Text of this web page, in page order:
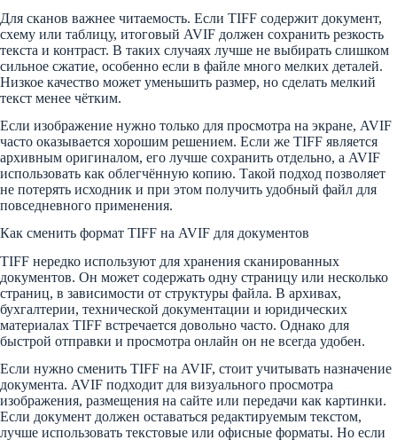
Для сканов важнее читаемость. Если TIFF содержит документ,
схему или таблицу, итоговый AVIF должен сохранить резкость
текста и контраст. В таких случаях лучше не выбирать слишком
сильное сжатие, особенно если в файле много мелких деталей.
Низкое качество может уменьшить размер, но сделать мелкий
текст менее чётким.
Если изображение нужно только для просмотра на экране, AVIF
часто оказывается хорошим решением. Если же TIFF является
архивным оригиналом, его лучше сохранить отдельно, а AVIF
использовать как облегчённую копию. Такой подход позволяет
не потерять исходник и при этом получить удобный файл для
повседневного применения.
Как сменить формат TIFF на AVIF для документов
TIFF нередко используют для хранения сканированных
документов. Он может содержать одну страницу или несколько
страниц, в зависимости от структуры файла. В архивах,
бухгалтерии, технической документации и юридических
материалах TIFF встречается довольно часто. Однако для
быстрой отправки и просмотра онлайн он не всегда удобен.
Если нужно сменить TIFF на AVIF, стоит учитывать назначение
документа. AVIF подходит для визуального просмотра
изображения, размещения на сайте или передачи как картинки.
Если документ должен оставаться редактируемым текстом,
лучше использовать текстовые или офисные форматы. Но если